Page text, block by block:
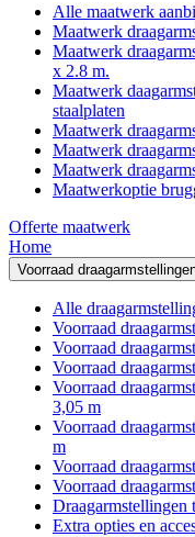
Alle maatwerk
Maatwerk
Maatwerk
x 2.8 m.
Maatwerk
staalplaten
Maatwerk
Maatwerk
Maatwerk
Maatwerkoptie
Offerte maatwerk
Home
Voorraad
Alle
Voorraad
Voorraad
Voorraad
Voorraad
3,05 m
Voorraad
m
Voorraad
Voorraad
Draagarmstellingen
Extra opties en